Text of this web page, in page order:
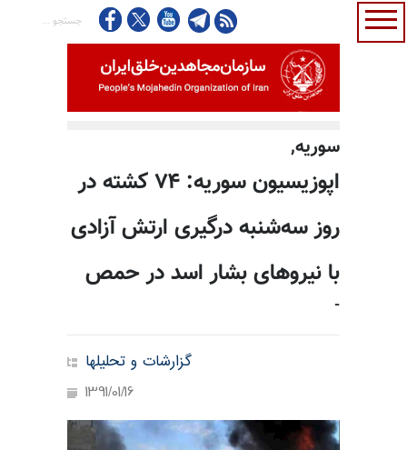
سوريه,
اپوزیسیون سوریه: ۷۴ کشته در
روز سه‌شنبه درگیری ارتش آزادی
با نیروهای بشار اسد در حمص
-
گزارشات و تحلیلها
1391/01/16